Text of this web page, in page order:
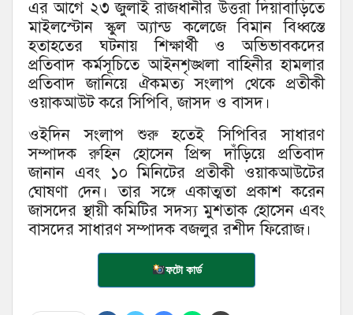
এর আগে ২৩ জুলাই রাজধানীর উত্তরা দিয়াবাড়িতে
মাইলস্টোন স্কুল অ্যান্ড কলেজে বিমান বিধ্বস্তে
হতাহতের ঘটনায় শিক্ষার্থী ও অভিভাবকদের
প্রতিবাদ কর্মসূচিতে আইনশৃঙ্খলা বাহিনীর হামলার
প্রতিবাদ জানিয়ে ঐকমত্য সংলাপ থেকে প্রতীকী
ওয়াকআউট করে সিপিবি, জাসদ ও বাসদ।
ওইদিন সংলাপ শুরু হতেই সিপিবির সাধারণ
সম্পাদক রুহিন হোসেন প্রিন্স দাঁড়িয়ে প্রতিবাদ
জানান এবং ১০ মিনিটের প্রতীকী ওয়াকআউটের
ঘোষণা দেন। তার সঙ্গে একাত্মতা প্রকাশ করেন
জাসদের স্থায়ী কমিটির সদস্য মুশতাক হোসেন এবং
বাসদের সাধারণ সম্পাদক বজলুর রশীদ ফিরোজ।
ফটো কার্ড